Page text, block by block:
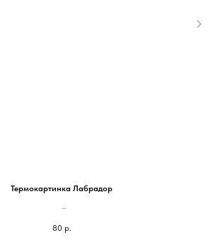
Термокартинка Лабрадор
На паспорт 85*65мм - 60 руб
80 р.